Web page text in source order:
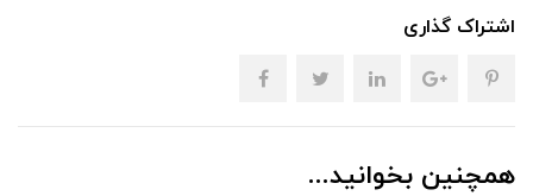
اشتراک گذاری
همچنین بخوانید...